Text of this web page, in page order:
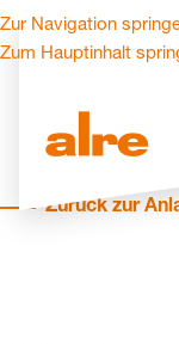
Zur Navigation
Zum Hauptinhalt
Zurück zur